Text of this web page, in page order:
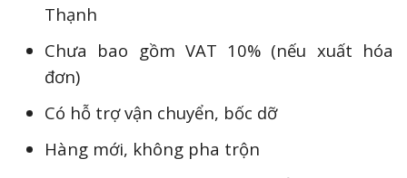
Thạnh
Chưa bao gồm VAT 10% (nếu xuất hóa
đơn)
Có hỗ trợ vận chuyển, bốc dỡ
Hàng mới, không pha trộn